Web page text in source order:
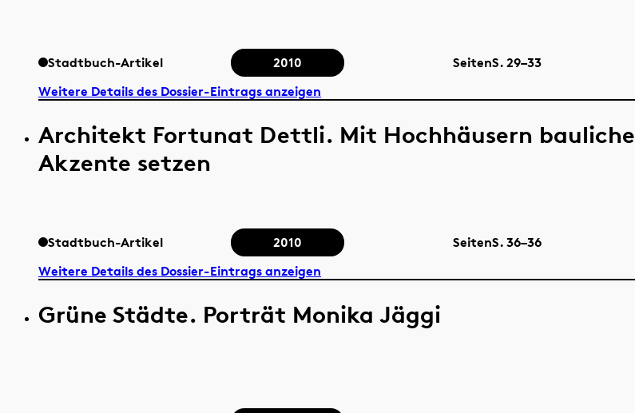
Stadtbuch-Artikel 2010 SeitenS.29–33
Weitere Details des Dossier-Eintrags anzeigen
Architekt Fortunat Dettli. Mit Hochhäusern bauliche
Akzente setzen
Stadtbuch-Artikel 2010 SeitenS.36–36
Weitere Details des Dossier-Eintrags anzeigen
Grüne Städte. Porträt Monika Jäggi